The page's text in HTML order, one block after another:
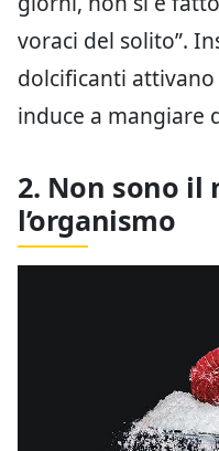
voraci del solito”.
dolcificanti
induce a mangiare
2. Non sono il
l’organismo